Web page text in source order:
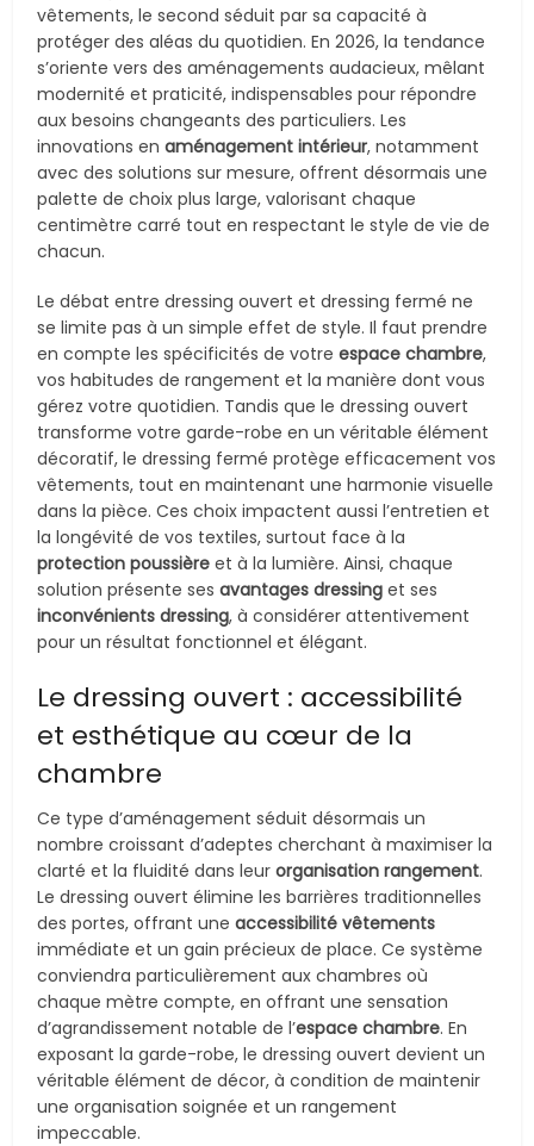
vêtements, le second séduit par sa capacité à
protéger des aléas du quotidien. En 2026, la tendance
s’oriente vers des aménagements audacieux, mêlant
modernité et praticité, indispensables pour répondre
aux besoins changeants des particuliers. Les
innovations enaménagement intérieur, notamment
avec des solutions sur mesure, offrent désormais une
palette de choix plus large, valorisant chaque
centimètre carré tout en respectant le style de vie de
chacun.
Le débat entre dressing ouvert et dressing fermé ne
se limite pas à un simple effet de style. Il faut prendre
en compte les spécificités de votreespace chambre,
vos habitudes de rangement et la manière dont vous
gérez votre quotidien. Tandis que le dressing ouvert
transforme votre garde-robe en un véritable élément
décoratif, le dressing fermé protège efficacement vos
vêtements, tout en maintenant une harmonie visuelle
dans la pièce. Ces choix impactent aussi l’entretien et
la longévité de vos textiles, surtout face à la
protection poussière et à la lumière. Ainsi, chaque
solution présente sesavantages dressing et ses
inconvénients dressing, à considérer attentivement
pour un résultat fonctionnel et élégant.
Le dressing ouvert : accessibilité
et esthétique au cœur de la
chambre
Ce type d’aménagement séduit désormais un
nombre croissant d’adeptes cherchant à maximiser la
clarté et la fluidité dans leurorganisation rangement.
Le dressing ouvert élimine les barrières traditionnelles
des portes, offrant uneaccessibilité vêtements
immédiate et un gain précieux de place. Ce système
conviendra particulièrement aux chambres où
chaque mètre compte, en offrant une sensation
d’agrandissement notable de l’espace chambre. En
exposant la garde-robe, le dressing ouvert devient un
véritable élément de décor, à condition de maintenir
une organisation soignée et un rangement
impeccable.